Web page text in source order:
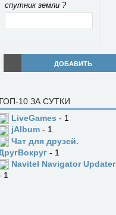
спутник земли ?
ДОБАВИТЬ
10 ЗА СУТКИ
LiveGames - 1
jAlbum - 1
Чат для друзей.
- 1
Navitel Navigator Updater
1